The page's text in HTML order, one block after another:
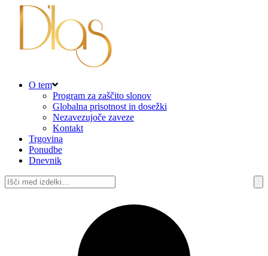
O tem
Program za zaščito slonov
Globalna prisotnost in dosežki
Nezavezujoče zaveze
Kontakt
Trgovina
Ponudbe
Dnevnik
Išči: